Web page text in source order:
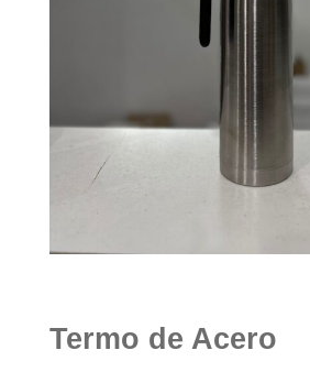
Termo de Acero